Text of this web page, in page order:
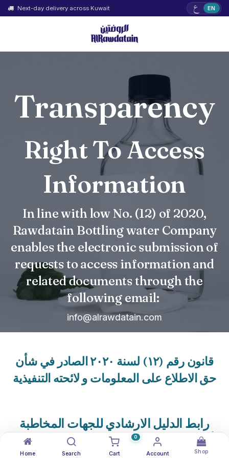
Home Search
0
Cart Account Shop
Next-day delivery across Kuwait ع EN
Transparency
Right To Access
Information
In line with low No. (12) of 2020,
Rawdatain Bottling water Company
enables the electronic submission of
requests to access information and
related documents through the
following email:
info@alrawdatain.com
قانون رقم (١٢
) لسنة ٢٠٢٠ الصادر في شأن
حق الاطلاع على المعلومات و لائحته التنفيذية
رابط الدليل الارشادي للجهات المخاطبة
بأحكام القانون رقم (١٢) لسنة ٢٠٢٠ الصادر